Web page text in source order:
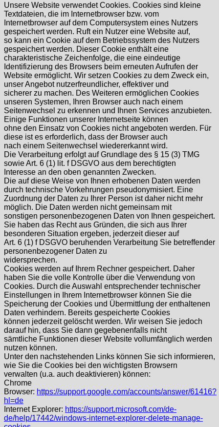
Unsere Website verwendet Cookies. Cookies sind kleine
Textdateien, die im Internetbrowser bzw. vom
Internetbrowser auf dem Computersystem eines Nutzers
gespeichert werden. Ruft ein Nutzer eine Website auf,
so kann ein Cookie auf dem Betriebssystem des Nutzers
gespeichert werden. Dieser Cookie enthält eine
charakteristische Zeichenfolge, die eine eindeutige
Identifizierung des Browsers beim erneuten Aufrufen der
Website ermöglicht. Wir setzen Cookies zu dem Zweck ein,
unser Angebot nutzerfreundlicher, effektiver und
sicherer zu machen. Des Weiteren ermöglichen Cookies
unseren Systemen, Ihren Browser auch nach einem
Seitenwechsel zu erkennen und Ihnen Services anzubieten.
Einige Funktionen unserer Internetseite können
ohne den Einsatz von Cookies nicht angeboten werden. Für
diese ist es erforderlich, dass der Browser auch
nach einem Seitenwechsel wiedererkannt wird.
Die Verarbeitung erfolgt auf Grundlage des § 15 (3) TMG
sowie Art. 6 (1) lit. f DSGVO aus dem berechtigten
Interesse an den oben genannten Zwecken.
Die auf diese Weise von Ihnen erhobenen Daten werden
durch technische Vorkehrungen pseudonymisiert. Eine
Zuordnung der Daten zu Ihrer Person ist daher nicht mehr
möglich. Die Daten werden nicht gemeinsam mit
sonstigen personenbezogenen Daten von Ihnen gespeichert.
Sie haben das Recht aus Gründen, die sich aus Ihrer
besonderen Situation ergeben, jederzeit dieser auf
Art. 6 (1) f DSGVO beruhenden Verarbeitung Sie betreffender
personenbezogener Daten zu
widersprechen.
Cookies werden auf Ihrem Rechner gespeichert. Daher
haben Sie die volle Kontrolle über die Verwendung von
Cookies. Durch die Auswahl entsprechender technischer
Einstellungen in Ihrem Internetbrowser können Sie die
Speicherung der Cookies und Übermittlung der enthaltenen
Daten verhindern. Bereits gespeicherte Cookies
können jederzeit gelöscht werden. Wir weisen Sie jedoch
darauf hin, dass Sie dann gegebenenfalls nicht
sämtliche Funktionen dieser Website vollumfänglich werden
nutzen können.
Unter den nachstehenden Links können Sie sich informieren,
wie Sie die Cookies bei den wichtigsten Browsern
verwalten (u.a. auch deaktivieren) können:
Chrome
Browser: https://support.google.com/accounts/answer/61416?
hl=de
Internet Explorer: https://support.microsoft.com/de-
de/help/17442/windows-internet-explorer-delete-manage-